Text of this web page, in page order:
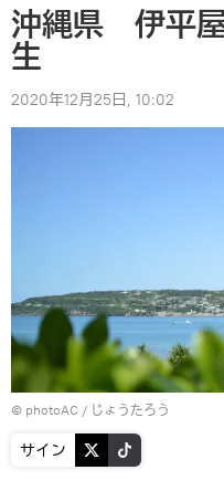
沖縄県 伊平
生
2020年12月25日, 10:02
© photoAC / じょうたろう
サイン